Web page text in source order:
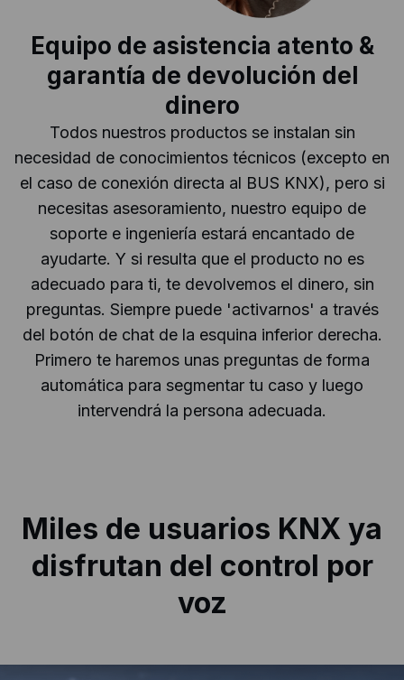
Equipo de asistencia atento &
garantía de devolución del
dinero
Todos nuestros productos se instalan sin
necesidad de conocimientos técnicos (excepto en
el caso de conexión directa al BUS KNX), pero si
necesitas asesoramiento, nuestro equipo de
soporte e ingeniería estará encantado de
ayudarte. Y si resulta que el producto no es
adecuado para ti, te devolvemos el dinero, sin
preguntas. Siempre puede 'activarnos' a través
del botón de chat de la esquina inferior derecha.
Primero te haremos unas preguntas de forma
automática para segmentar tu caso y luego
intervendrá la persona adecuada.
Miles de usuarios KNX ya
disfrutan del control por
voz